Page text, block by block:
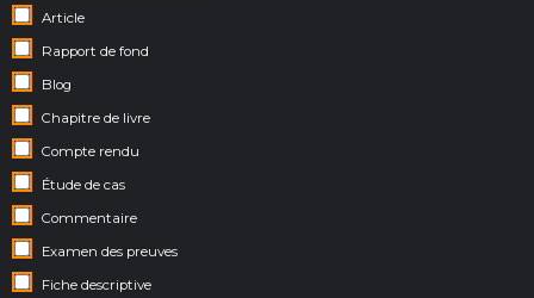
Article
Rapport de fond
Blog
Chapitre de livre
Compte rendu
Étude de cas
Commentaire
Examen des preuves
Fiche descriptive